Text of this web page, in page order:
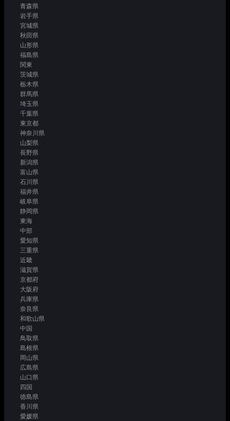
青森県
岩手県
宮城県
秋田県
山形県
福島県
関東
茨城県
栃木県
群馬県
埼玉県
千葉県
東京都
神奈川県
山梨県
長野県
新潟県
富山県
石川県
福井県
岐阜県
静岡県
東海
中部
愛知県
三重県
近畿
滋賀県
京都府
大阪府
兵庫県
奈良県
和歌山県
中国
鳥取県
島根県
岡山県
広島県
山口県
四国
徳島県
香川県
愛媛県